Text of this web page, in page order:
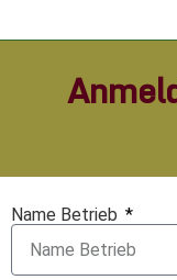
Name Betrieb